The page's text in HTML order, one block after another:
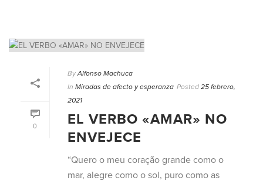
0
By Alfonso Machuca
In Miradas de afecto y esperanza Posted 25 febrero,
2021
EL VERBO «AMAR» NO
ENVEJECE
“Quero o meu coração grande como o
mar, alegre como o sol, puro como as